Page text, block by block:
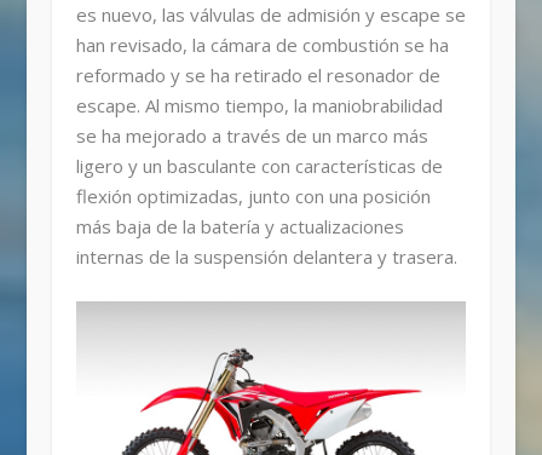
es nuevo, las válvulas de admisión y escape se
han revisado, la cámara de combustión se ha
reformado y se ha retirado el resonador de
escape. Al mismo tiempo, la maniobrabilidad
se ha mejorado a través de un marco más
ligero y un basculante con características de
flexión optimizadas, junto con una posición
más baja de la batería y actualizaciones
internas de la suspensión delantera y trasera.